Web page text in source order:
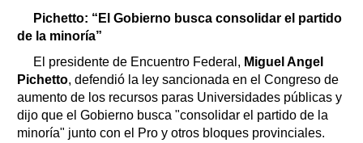
Pichetto: “El Gobierno busca consolidar el partido
de la minoría”
El presidente de Encuentro Federal, Miguel Angel
Pichetto, defendió la ley sancionada en el Congreso de
aumento de los recursos paras Universidades públicas y
dijo que el Gobierno busca "consolidar el partido de la
minoría" junto con el Pro y otros bloques provinciales.